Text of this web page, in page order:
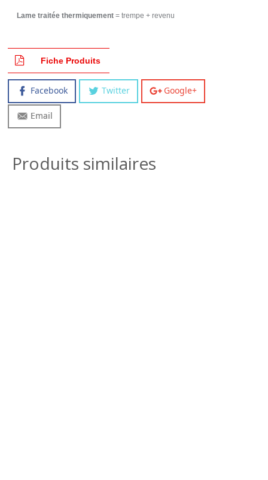
Lame traitée thermiquement = trempe + revenu
Fiche Produits
Facebook Twitter Google+
Email
Produits similaires